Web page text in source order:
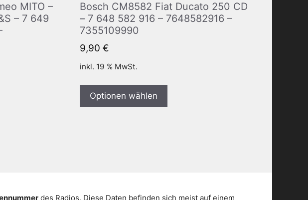
MITO –
– 7 649
Bosch CM8582 Fiat Ducato 250 CD
– 7 648 582 916 – 7648582916 –
7355109990
9,90 €
inkl. 19 % MwSt.
Optionen wählen
des Radios. Diese Daten befinden sich meist auf einem